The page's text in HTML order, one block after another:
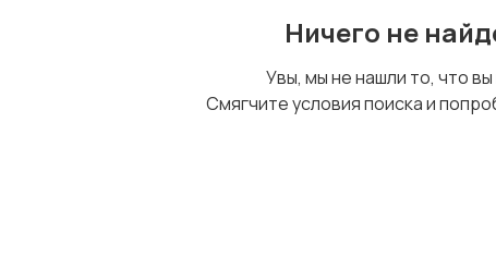
Ничего не
Увы, мы не нашли то, что вы
Смягчите условия поиска и